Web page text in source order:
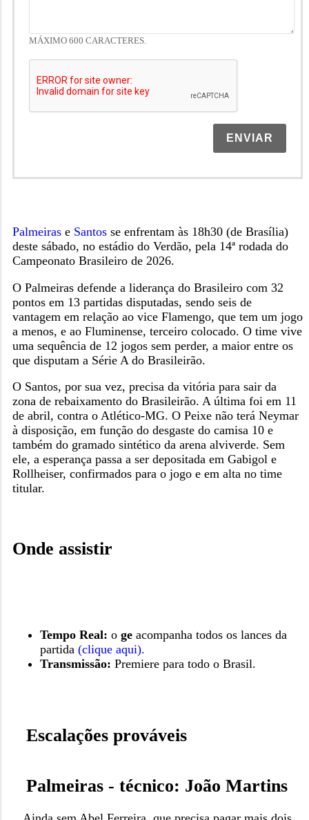
MÁXIMO 600 CARACTERES.
ENVIAR
Palmeirase Santosse enfrentam às 18h30 (de Brasília)
deste sábado, no estádio do Verdão, pela 14ª rodada do
Campeonato Brasileiro de 2026.
O Palmeiras defende a liderança do Brasileiro com 32
pontos em 13 partidas disputadas, sendo seis de
vantagem em relação ao vice Flamengo, que tem um jogo
a menos, e ao Fluminense, terceiro colocado. O time vive
uma sequência de 12 jogos sem perder, a maior entre os
que disputam a Série A do Brasileirão.
O Santos, por sua vez, precisa da vitória para sair da
zona de rebaixamento do Brasileirão. A última foi em 11
de abril, contra o Atlético-MG. O Peixe não terá Neymar
à disposição, em função do desgaste do camisa 10 e
também do gramado sintético da arena alviverde. Sem
ele, a esperança passa a ser depositada em Gabigol e
Rollheiser, confirmados para o jogo e em alta no time
titular.
Onde assistir
Tempo Real: o ge acompanha todos os lances da
partida (clique aqui).
Transmissão: Premiere para todo o Brasil.
Escalações prováveis
Palmeiras - técnico: João Martins